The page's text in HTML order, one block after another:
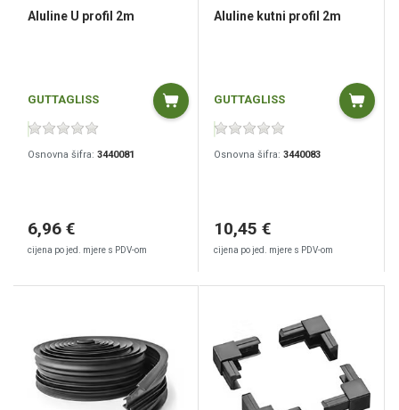
Aluline U profil 2m
GUTTAGLISS
Osnovna šifra: 3440081
6,96 €
cijena po jed. mjere s PDV-om
Aluline kutni profil 2m
GUTTAGLISS
Osnovna šifra: 3440083
10,45 €
cijena po jed. mjere s PDV-om